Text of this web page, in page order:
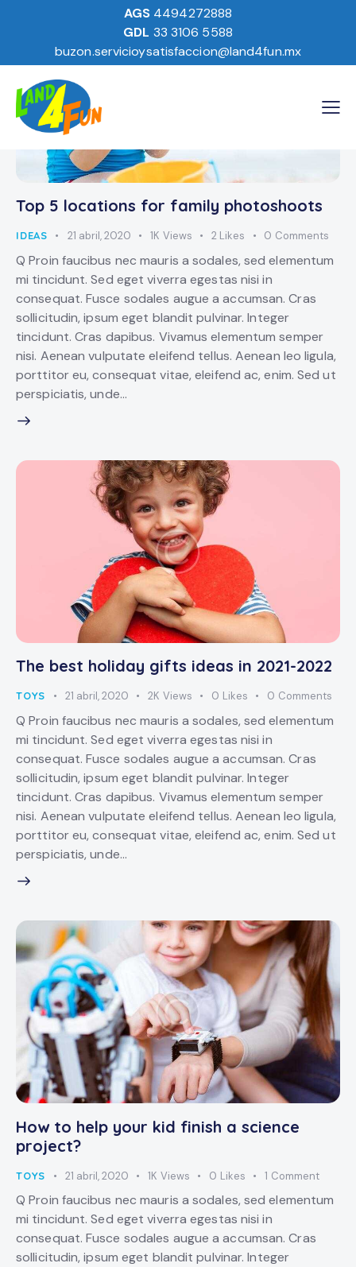
AGS 4494272888
GDL 33 3106 5588
buzon.servicioysatisfaccion@land4fun.mx
Top 5 locations for family photoshoots
IDEAS 21 abril, 2020 1K Views 2 Likes 0 Comments
Q Proin faucibus nec mauris a sodales, sed elementum
mi tincidunt. Sed eget viverra egestas nisi in
consequat. Fusce sodales augue a accumsan. Cras
sollicitudin, ipsum eget blandit pulvinar. Integer
tincidunt. Cras dapibus. Vivamus elementum semper
nisi. Aenean vulputate eleifend tellus. Aenean leo ligula,
porttitor eu, consequat vitae, eleifend ac, enim. Sed ut
perspiciatis, unde…
The best holiday gifts ideas in 2021-2022
TOYS 21 abril, 2020 2K Views 0 Likes 0 Comments
Q Proin faucibus nec mauris a sodales, sed elementum
mi tincidunt. Sed eget viverra egestas nisi in
consequat. Fusce sodales augue a accumsan. Cras
sollicitudin, ipsum eget blandit pulvinar. Integer
tincidunt. Cras dapibus. Vivamus elementum semper
nisi. Aenean vulputate eleifend tellus. Aenean leo ligula,
porttitor eu, consequat vitae, eleifend ac, enim. Sed ut
perspiciatis, unde…
How to help your kid finish a science
project?
TOYS 21 abril, 2020 1K Views 0 Likes 1 Comment
Q Proin faucibus nec mauris a sodales, sed elementum
mi tincidunt. Sed eget viverra egestas nisi in
consequat. Fusce sodales augue a accumsan. Cras
sollicitudin, ipsum eget blandit pulvinar. Integer